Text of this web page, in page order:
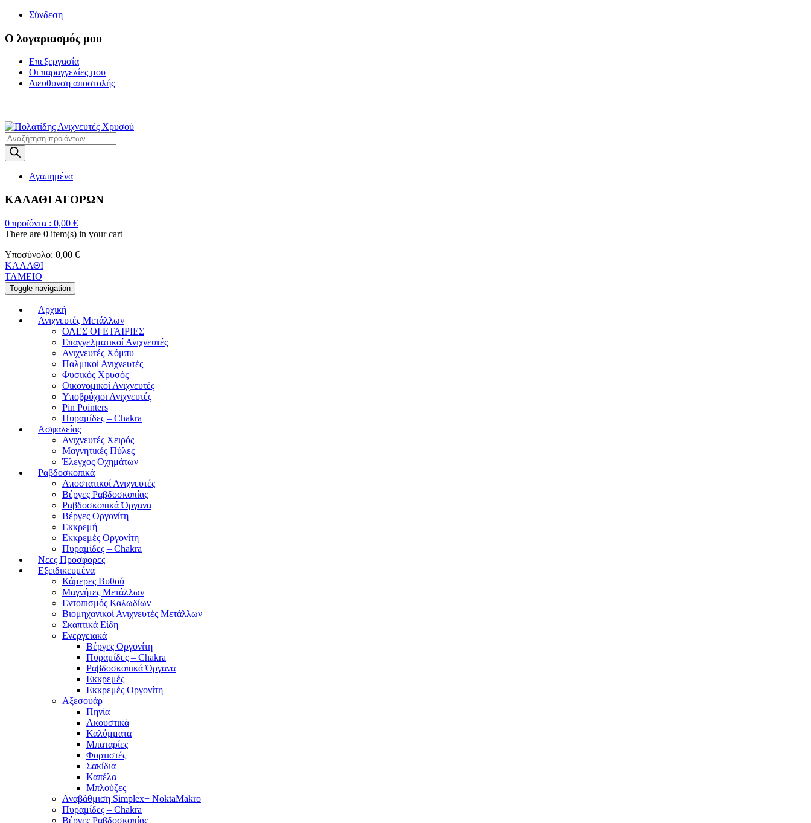
Σύνδεση
Ο λογαριασμός μου
Επεξεργασία
Οι παραγγελίες μου
Διευθυνση αποστολής
Products
search
Αγαπημένα
ΚΑΛΑΘΙ ΑΓΟΡΩΝ
0 προϊόντα : 0,00 €
There are 0 item(s) in your cart
Υποσύνολο: 0,00 €
ΚΑΛΑΘΙ
ΤΑΜΕΙΟ
Toggle navigation
Αρχική
Ανιχνευτές Μετάλλων
ΟΛΕΣ ΟΙ ΕΤΑΙΡΙΕΣ
Επαγγελματικοί Ανιχνευτές
Ανιχνευτές Χόμπυ
Παλμικοί Ανιχνευτές
Φυσικός Χρυσός
Οικονομικοί Ανιχνευτές
Υποβρύχιοι Ανιχνευτές
Pin Pointers
Πυραμίδες – Chakra
Ασφαλείας
Ανιχνευτές Χειρός
Μαγνητικές Πύλες
Έλεγχος Οχημάτων
Ραβδοσκοπικά
Αποστατικοί Ανιχνευτές
Βέργες Ραβδοσκοπίας
Ραβδοσκοπικά Όργανα
Βέργες Οργονίτη
Εκκρεμή
Εκκρεμές Οργονίτη
Πυραμίδες – Chakra
Νεες Προσφορες
Εξειδικευμένα
Κάμερες Βυθού
Μαγνήτες Μετάλλων
Εντοπισμός Καλωδίων
Βιομηχανικοί Ανιχνευτές Μετάλλων
Σκαπτικά Είδη
Ενεργειακά
Βέργες Οργονίτη
Πυραμίδες – Chakra
Ραβδοσκοπικά Όργανα
Εκκρεμές
Εκκρεμές Οργονίτη
Αξεσουάρ
Πηνία
Ακουστικά
Καλύμματα
Μπαταρίες
Φορτιστές
Σακίδια
Καπέλα
Μπλούζες
Αναβάθμιση Simplex+ NoktaMakro
Πυραμίδες – Chakra
Βέργες Ραβδοσκοπίας